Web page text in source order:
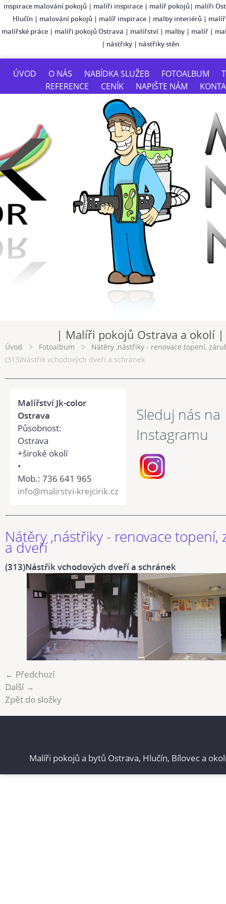
inspirace malování pokojů | malíři inspirace | malíř pokojů| malíři
Hlučín| malování pokojů| malíř inspirace| malby interiérů|
malířské práce | malíři pokojů Ostrava | malířství | malby | malíř |
| nástřiky | nástřiky stěn
ÚVOD O NÁS NABÍDKA SLUŽEB FOTOALBUM
REFERENCE
CENÍK NAPIŠTE NÁM
| Malíři pokojů Ostrava a okolí |
Úvod Fotoalbum
Nátěry ,nástřiky - renovace topení,
(313)Nástřik vchodových dveří a schránek
Malířství Jk-color
Ostrava
Působnost:
Ostrava
+široké okolí
•
Mob.: 736 641 965
info@malirstvi-krejcirik.cz
Sleduj nás na
Instagramu
Nátěry ,nástřiky - renovace topení,
a dveří
(313)Nástřik vchodových dveří a schránek
← Předchozí
Další →
Zpět do složky
Malíři pokojů a bytů Ostrava, Hlučín, Bílovec a